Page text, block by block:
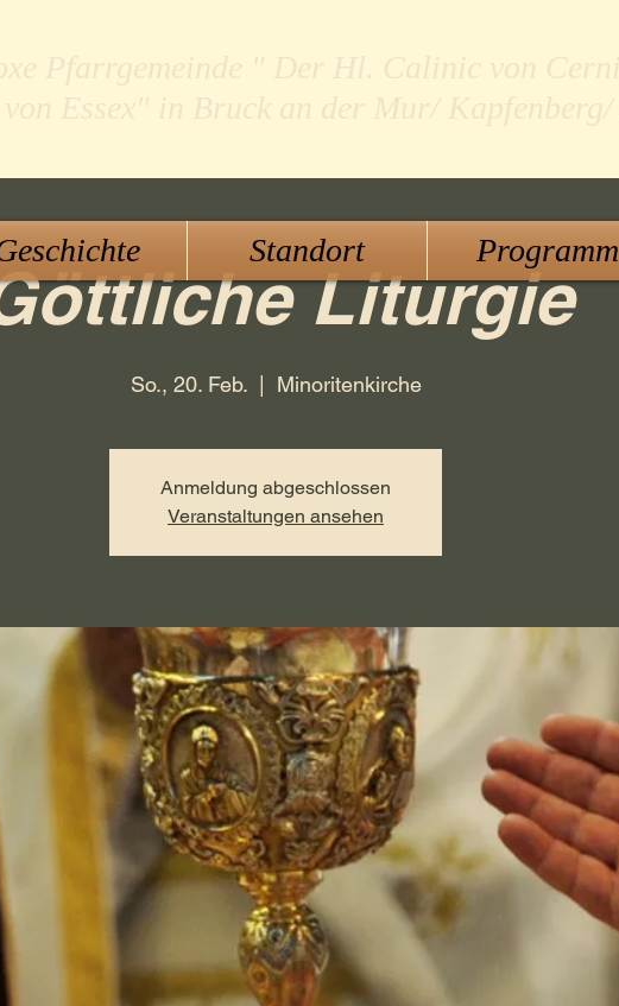
Liturgie
So., 20. Feb.
  |
Minoritenkirche
Anmeldung abgeschlossen
Veranstaltungen ansehen
Standort Programm